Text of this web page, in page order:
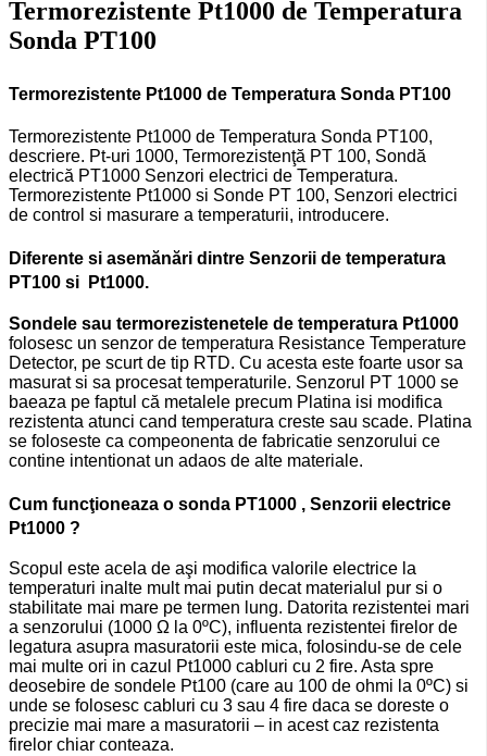
Termorezistente Pt1000 de Temperatura
Sonda PT100
Termorezistente Pt1000 de Temperatura Sonda PT100
Termorezistente Pt1000 de Temperatura Sonda PT100,
descriere. Pt-uri 1000, Termorezistenţă PT 100, Sondă
electrică PT1000 Senzori electrici de Temperatura.
Termorezistente Pt1000 si Sonde PT 100, Senzori electrici
de control si masurare a temperaturii, introducere.
Diferente si asemănări dintre Senzorii de temperatura
PT100 si Pt1000.
Sondele sau termorezistenetele de temperatura Pt1000
folosesc un senzor de temperatura Resistance Temperature
Detector, pe scurt de tip RTD. Cu acesta este foarte usor sa
masurat si sa procesat temperaturile. Senzorul PT 1000 se
baeaza pe faptul că metalele precum Platina isi modifica
rezistenta atunci cand temperatura creste sau scade. Platina
se foloseste ca compeonenta de fabricatie senzorului ce
contine intentionat un adaos de alte materiale.
Cum funcţioneaza o sonda PT1000 , Senzorii electrice
Pt1000 ?
Scopul este acela de aşi modifica valorile electrice la
temperaturi inalte mult mai putin decat materialul pur si o
stabilitate mai mare pe termen lung. Datorita rezistentei mari
a senzorului (1000 Ω la 0ºC), influenta rezistentei firelor de
legatura asupra masuratorii este mica, folosindu-se de cele
mai multe ori in cazul Pt1000 cabluri cu 2 fire. Asta spre
deosebire de sondele Pt100 (care au 100 de ohmi la 0ºC) si
unde se folosesc cabluri cu 3 sau 4 fire daca se doreste o
precizie mai mare a masuratorii – in acest caz rezistenta
firelor chiar conteaza.